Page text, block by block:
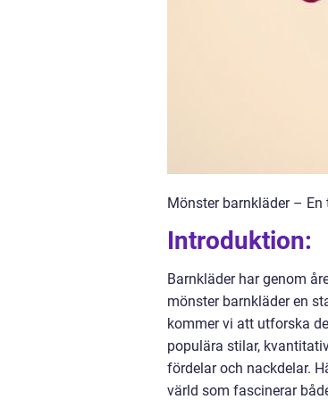
Mönster barnkläder –
Introduktion:
Barnkläder har genom
mönster barnkläder en
kommer vi att utforska
populära stilar,
fördelar och nackdelar.
värld som fascinerar